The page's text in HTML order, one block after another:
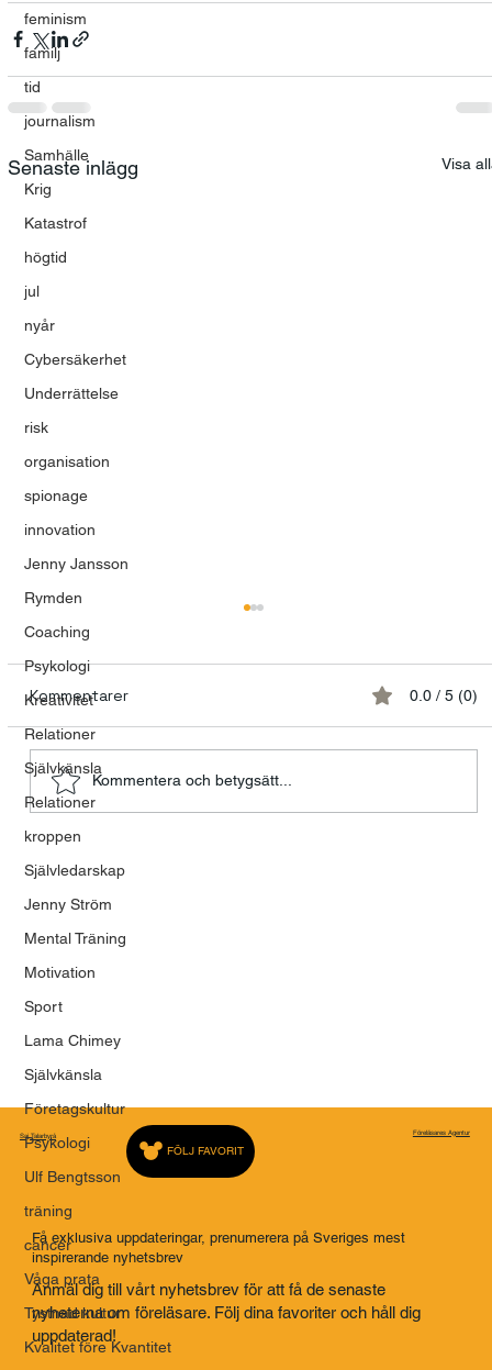
feminism
familj
tid
journalism
Samhälle
Krig
Katastrof
högtid
jul
nyår
Cybersäkerhet
Underrättelse
risk
organisation
spionage
innovation
Jenny Jansson
Rymden
Coaching
Psykologi
Kreativitet
Relationer
Självkänsla
Relationer
kroppen
Självledarskap
Jenny Ström
Mental Träning
Motivation
Sport
Lama Chimey
Självkänsla
Företagskultur
Psykologi
Ulf Bengtsson
träning
cancer
Våga prata
Tystnad kultur
Kvalitet före Kvantitet
Senaste inlägg Visa
1617 förlorade liv
Kommentarer 0.0 / 5 (0)
Kommentera och betygsätt...
Saj Talarbyrå Föreläsares Agentur
FÖLJ FAVORIT
Få exklusiva uppdateringar, prenumerera på Sveriges mest
inspirerande nyhetsbrev
Anmäl dig till vårt nyhetsbrev för att få de senaste
nyheterna om föreläsare. Följ dina favoriter och håll dig
uppdaterad!